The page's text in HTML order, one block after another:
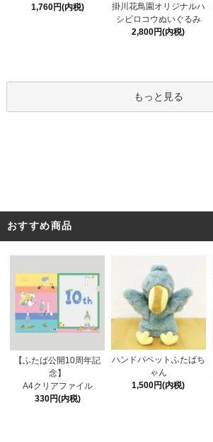
1,760円(内税)
掛川花鳥園オリジナルハ
シビロコウぬいぐるみ
2,800円(内税)
もっと見る
おすすめ商品
【ふたば公開10周年記
念】
A4クリアファイル
330円(内税)
ハンドパペットふたばち
ゃん
1,500円(内税)